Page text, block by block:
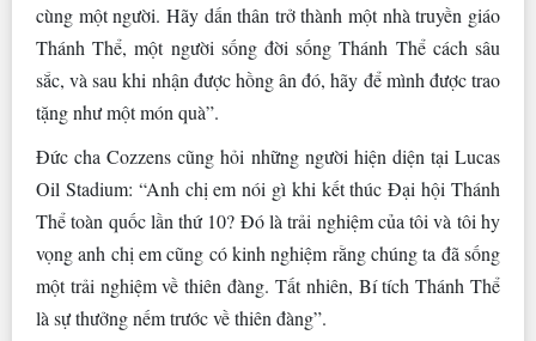
cùng một người. Hãy dấn thân trở thành một nhà truyền giáo
Thánh Thể, một người sống đời sống Thánh Thể cách sâu
sắc, và sau khi nhận được hồng ân đó, hãy để mình được trao
tặng như một món quà”.
Đức cha Cozzens cũng hỏi những người hiện diện tại Lucas
Oil Stadium: “Anh chị em nói gì khi kết thúc Đại hội Thánh
Thể toàn quốc lần thứ 10? Đó là trải nghiệm của tôi và tôi hy
vọng anh chị em cũng có kinh nghiệm rằng chúng ta đã sống
một trải nghiệm về thiên đàng. Tất nhiên, Bí tích Thánh Thể
là sự thưởng nếm trước về thiên đàng”.